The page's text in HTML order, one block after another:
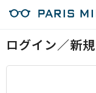
ログイン／新